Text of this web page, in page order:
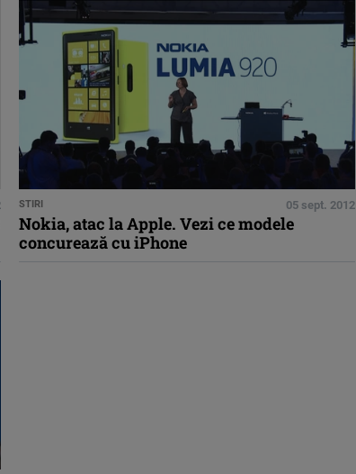
STIRI 05 sept. 2012
Nokia, atac la Apple. Vezi ce modele
concurează cu iPhone